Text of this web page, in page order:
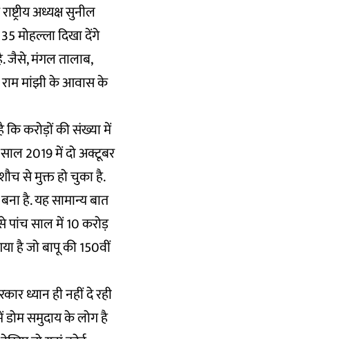
अध्यक्ष सुनील
मोहल्ला दिखा देंगे
जैसे, मंगल तालाब,
राम मांझी के आवास के
कि करोड़ों की संख्या में
2019 में दो अक्टूबर
से मुक्त हो चुका है.
है. यह सामान्य बात
पांच साल में 10 करोड़
है जो बापू की 150वीं
ध्यान ही नहीं दे रही
डोम समुदाय के लोग है